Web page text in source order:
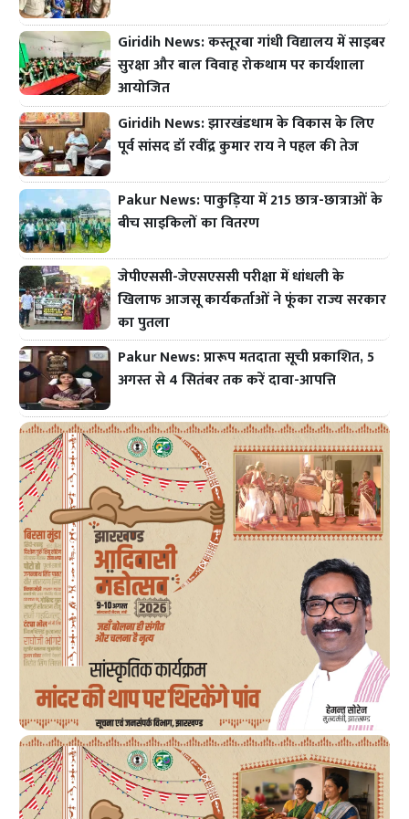
Giridih News: कस्तूरबा गांधी विद्यालय में साइबर
सुरक्षा और बाल विवाह रोकथाम पर कार्यशाला
आयोजित
Giridih News: झारखंडधाम के विकास के लिए
पूर्व सांसद डॉ रवींद्र कुमार राय ने पहल की तेज
Pakur News: पाकुड़िया में 215 छात्र-छात्राओं के
बीच साइकिलों का वितरण
जेपीएससी-जेएसएससी परीक्षा में धांधली के
खिलाफ आजसू कार्यकर्ताओं ने फूंका राज्य सरकार
का पुतला
Pakur News: प्रारूप मतदाता सूची प्रकाशित, 5
अगस्त से 4 सितंबर तक करें दावा-आपत्ति